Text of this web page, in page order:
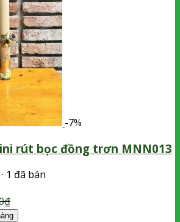
-7%
rút bọc đồng trơn MNN013
· 1 đã bán
₫